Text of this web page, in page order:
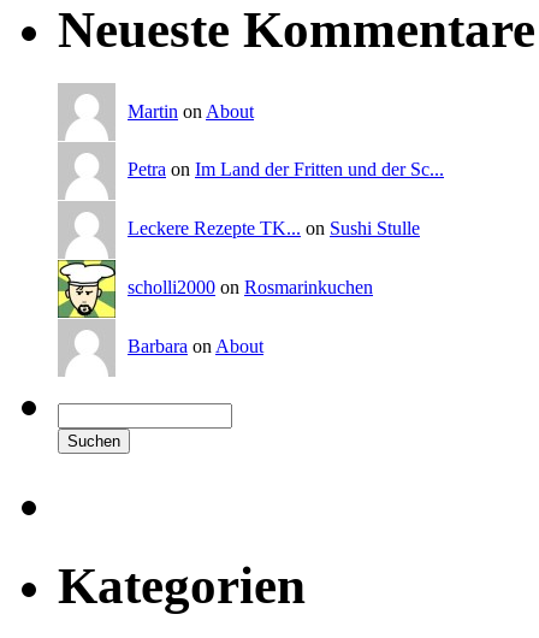
Neueste Kommentare
Martin on About
Petra on Im Land der Fritten und der Sc...
Leckere Rezepte TK... on Sushi Stulle
scholli2000 on Rosmarinkuchen
Barbara on About
Kategorien